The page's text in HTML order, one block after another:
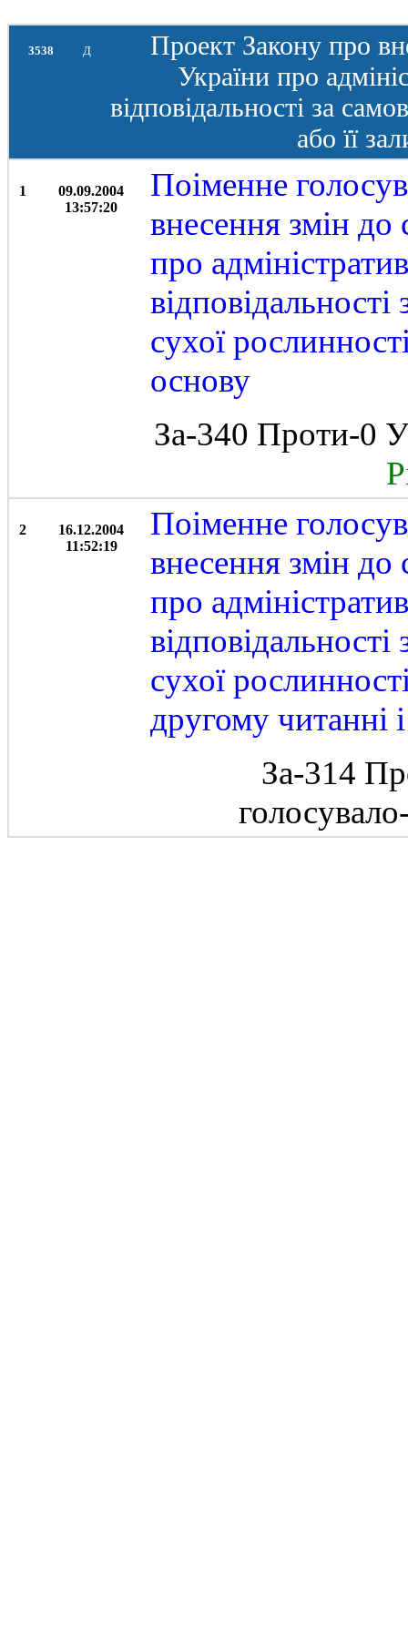
3538 Д
Проект Закону про
України про
відповідальності за
або її
1
09.09.2004
13:57:20
Поіменне
внесення змін до
про
сухої
основу
За-340 Проти-0
2
16.12.2004
11:52:19
Поіменне
внесення змін до
про
сухої
другому читанні
За-314